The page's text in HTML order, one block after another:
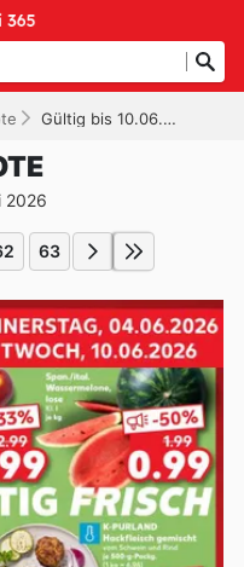
Gültig bis 10.06.2026
2026
63